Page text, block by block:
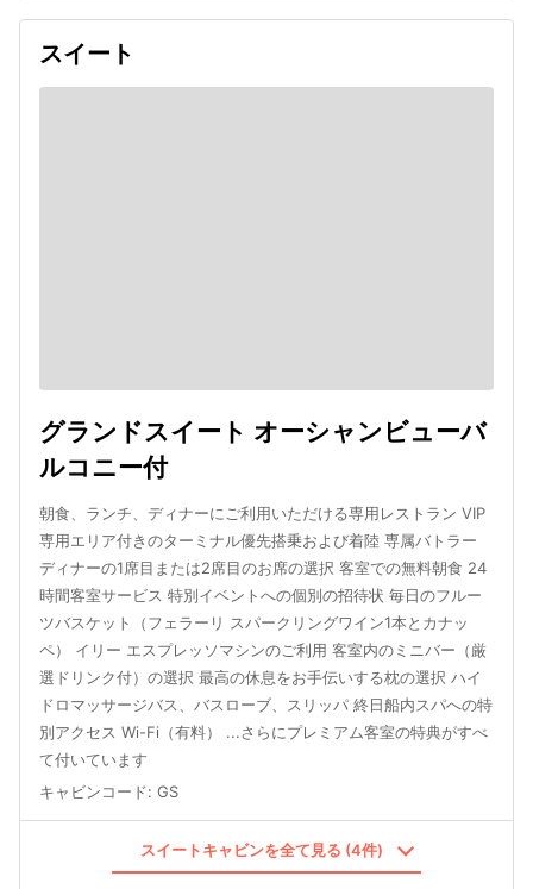
スイート
グランドスイート オーシャンビューバ
ルコニー付
朝食、ランチ、ディナーにご利用いただける専用レストラン VIP
専用エリア付きのターミナル優先搭乗および着陸 専属バトラー
ディナーの1席目または2席目のお席の選択 客室での無料朝食 24
時間客室サービス 特別イベントへの個別の招待状 毎日のフルー
ツバスケット（フェラーリ スパークリングワイン1本とカナッ
ペ） イリー エスプレッソマシンのご利用 客室内のミニバー（厳
選ドリンク付）の選択 最高の休息をお手伝いする枕の選択 ハイ
ドロマッサージバス、バスローブ、スリッパ 終日船内スパへの特
別アクセス Wi-Fi（有料） ...さらにプレミアム客室の特典がすべ
て付いています
キャビンコード: GS
スイートキャビンを全て見る (4件)